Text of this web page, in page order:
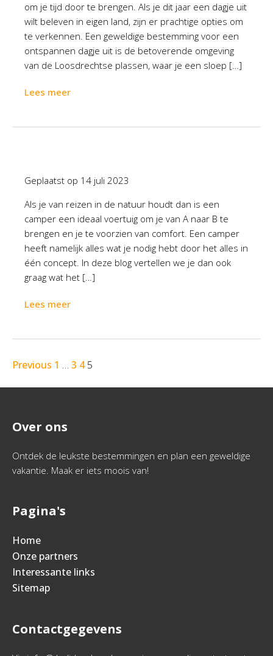
om je tijd door te brengen. Als je dit jaar een dagje uit
wilt beleven in eigen land, zijn er prachtige opties om
te verkennen. Een geweldige bestemming voor een
ontspannen dagje uit is de betoverende omgeving
van de Loosdrechtse plassen, waar je een sloep […]
Lees meer
Geplaatst op 14 juli 2023
Als je van reizen in de natuur houdt dan is een
camper een ideaal voertuig om je van A naar B te
brengen en je te voorzien van comfort. Een camper
heeft namelijk alles wat je nodig hebt door het alles in
één concept. In deze blog vertellen we je dan ook
graag wat het […]
Lees meer
Previous 1 … 3 4 5
Over ons
Ontdek de leukste bestemmingen en plan een geweldige
vakantie. Maak er iets moois van!
Pagina's
Home
Onze partners
Interessante links
Sitemap
Contactgegevens